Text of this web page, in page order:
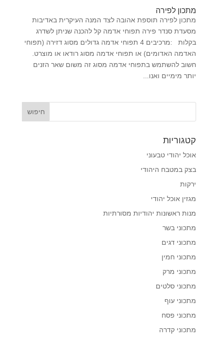
מתכון לפירה
מתכון לפירה תוספת אהובה לצד המנה העיקרית באדיבות
מסעדת סנדר פירה תפוחי אדמה קל להכנה שניתן לשדרג
בקלות :מרכיבים 4 תפוחי אדמה גדולים מסוג דזירה (תפוחי
האדמה האדומים) או תפוחי אדמה מסוג רודאו או מוצרט.
חשוב להשתמש בתפוחי אדמה מסוג זה משום שאר הזנים
יותר מימיים ואנו...
קטגוריות
אוכל יהודי טבעוני
בצק במטבח היהודי
ירקות
מגזין אוכל יהודי
מנות ראשונות יהודיות מסורתיות
מתכוני בשר
מתכוני דגים
מתכוני חמין
מתכוני מרק
מתכוני סלטים
מתכוני עוף
מתכוני פסח
מתכוני קדרה